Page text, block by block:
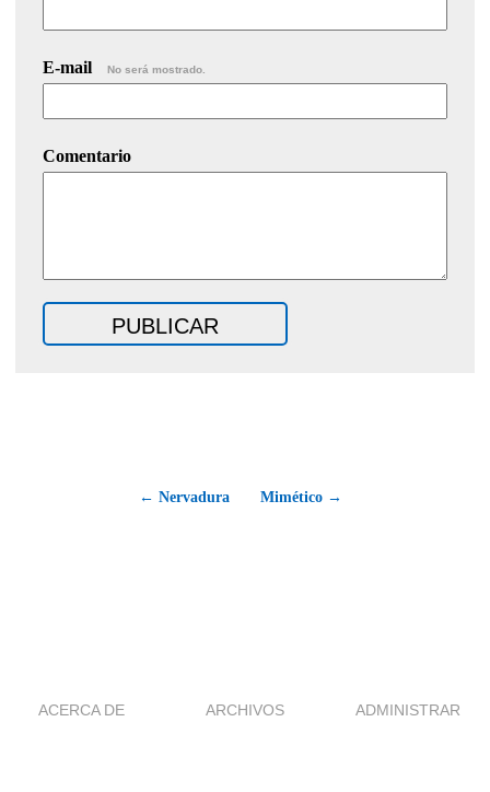
E-mail No será mostrado.
Comentario
← Nervadura Mimético →
ACERCA DE ARCHIVOS ADMINISTRAR